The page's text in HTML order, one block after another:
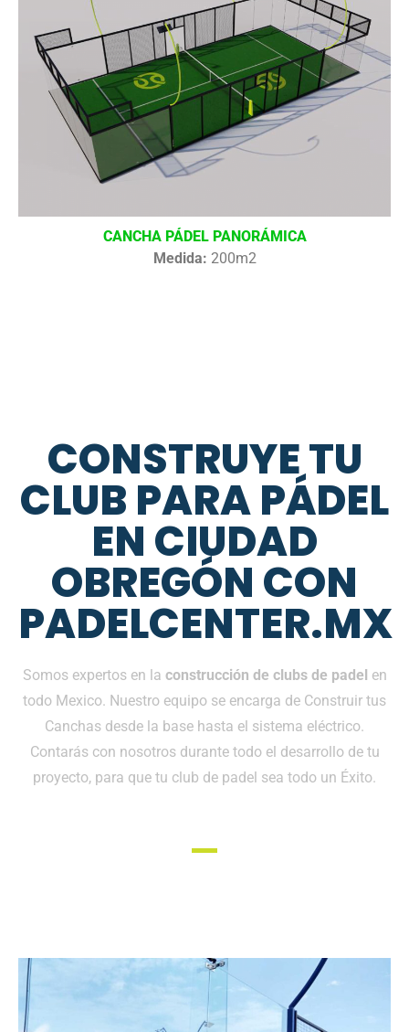
CANCHA PÁDEL PANORÁMICA
Medida: 200m2
CONSTRUYE TU
CLUB PARA PÁDEL
EN CIUDAD
OBREGÓN CON
PADELCENTER.MX
Somos expertos en la construcción de clubs de padel en
todo Mexico. Nuestro equipo se encarga de Construir tus
Canchas desde la base hasta el sistema eléctrico.
Contarás con nosotros durante todo el desarrollo de tu
proyecto, para que tu club de padel sea todo un Éxito.